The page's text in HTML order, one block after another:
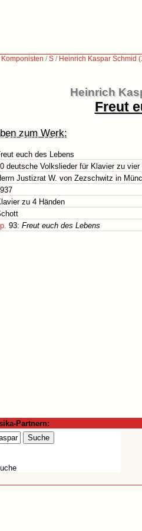
/S / Heinrich Kaspar Schmid
Heinrich
Freut
zum Werk:
euch des Lebens
deutsche Volkslieder für Klavier zu vier
Justizrat W. von Zezschwitz in
zu 4 Händen
93: Freut euch des Lebens
Partnern: